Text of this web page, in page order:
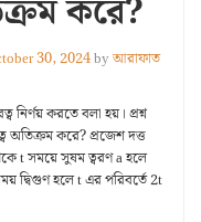
করে?
30, 2024byআরাফাত
নির্ণয় করতে বলা হয়। প্রশ্ন
অতিক্রম করে? প্রজেশ দত্ত
t সময়ে সুষম ত্বরণ a হলে
দ্বিগুণ হলে t এর পরিবর্তে 2t